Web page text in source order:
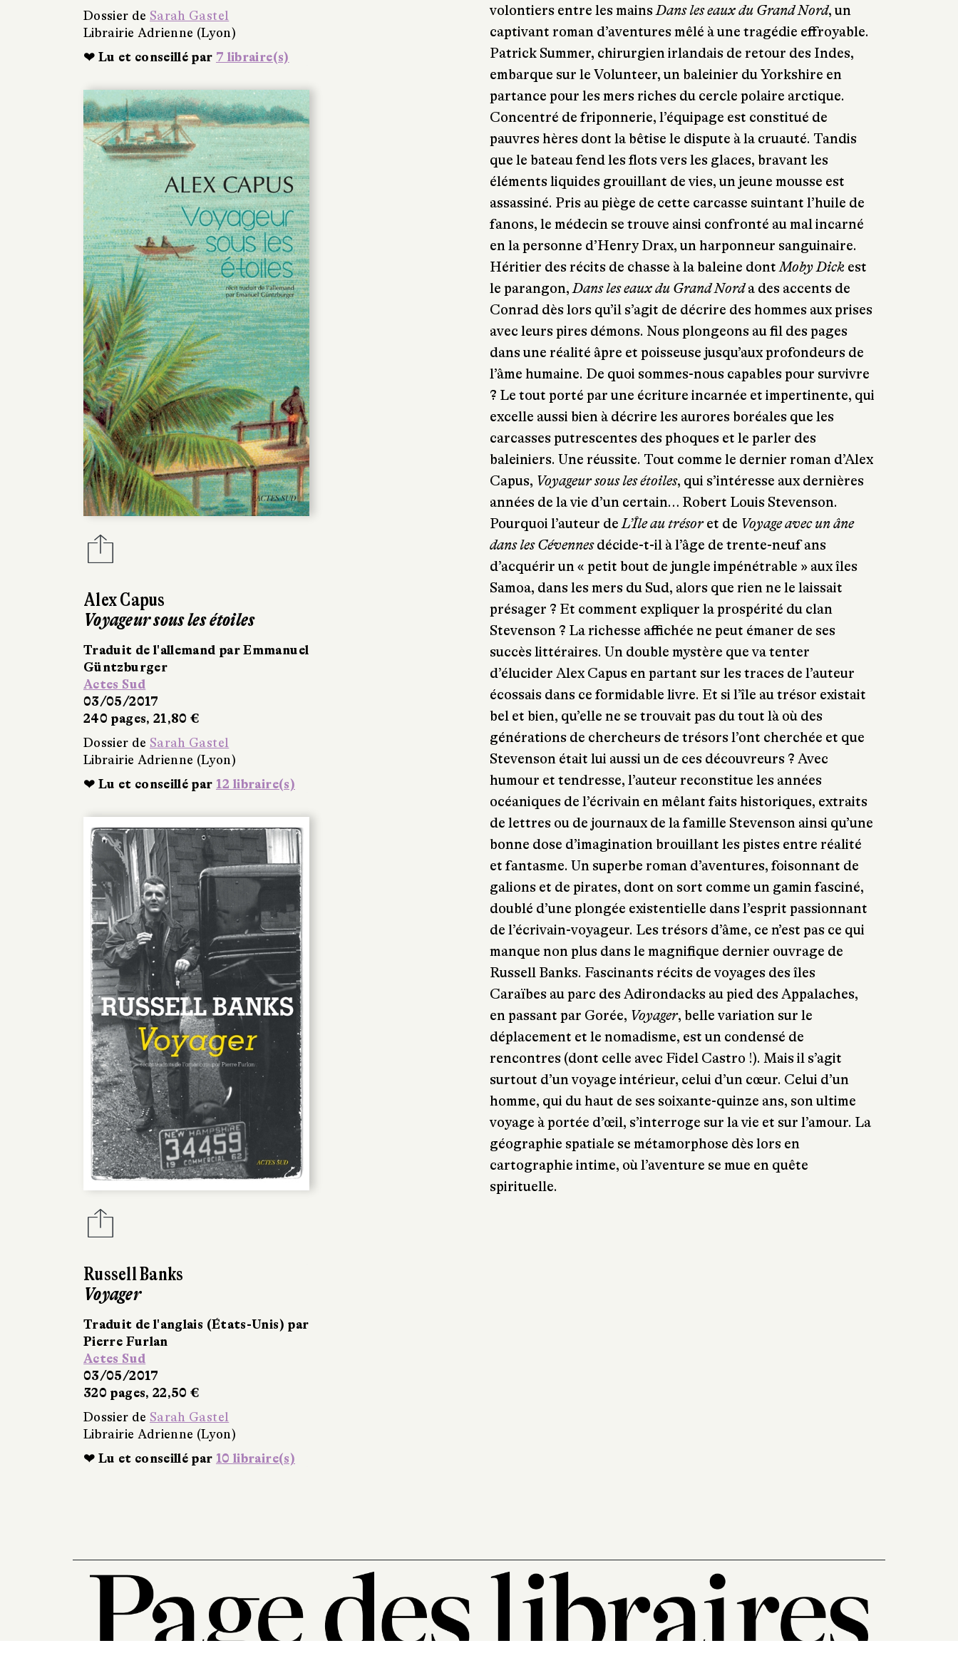
Dossier de Sarah Gastel
Librairie Adrienne (Lyon)
❤ Lu et conseillé par 7 libraire(s)
Alex Capus
Voyageur sous les étoiles
Traduit de l'allemand par Emmanuel
Güntzburger
Actes Sud
03/05/2017
240 pages, 21,80 €
Dossier de Sarah Gastel
Librairie Adrienne (Lyon)
❤ Lu et conseillé par 12 libraire(s)
Russell Banks
Voyager
Traduit de l'anglais (États-Unis) par
Pierre Furlan
Actes Sud
03/05/2017
320 pages, 22,50 €
Dossier de Sarah Gastel
Librairie Adrienne (Lyon)
❤ Lu et conseillé par 10 libraire(s)
volontiers entre les mainsDans les eaux du Grand Nord, un
captivant roman d’aventures mêlé à une tragédie effroyable.
Patrick Summer, chirurgien irlandais de retour des Indes,
embarque sur le Volunteer, un baleinier du Yorkshire en
partance pour les mers riches du cercle polaire arctique.
Concentré de friponnerie, l’équipage est constitué de
pauvres hères dont la bêtise le dispute à la cruauté. Tandis
que le bateau fend les flots vers les glaces, bravant les
éléments liquides grouillant de vies, un jeune mousse est
assassiné. Pris au piège de cette carcasse suintant l’huile de
fanons, le médecin se trouve ainsi confronté au mal incarné
en la personne d’Henry Drax, un harponneur sanguinaire.
Héritier des récits de chasse à la baleine dontMoby Dick est
le parangon,Dans les eaux du Grand Norda des accents de
Conrad dès lors qu’il s’agit de décrire des hommes aux prises
avec leurs pires démons. Nous plongeons au fil des pages
dans une réalité âpre et poisseuse jusqu’aux profondeurs de
l’âme humaine. De quoi sommes-nous capables pour survivre
? Le tout porté par une écriture incarnée et impertinente, qui
excelle aussi bien à décrire les aurores boréales que les
carcasses putrescentes des phoques et le parler des
baleiniers. Une réussite. Tout comme le dernier roman d’Alex
Capus, Voyageur sous les étoiles, qui s’intéresse aux dernières
années de la vie d’un certain… Robert Louis Stevenson.
Pourquoi l’auteur deL’Île au trésoret de Voyage avec un âne
dans les Cévennesdécide-t-il à l’âge de trente-neuf ans
d’acquérir un « petit bout de jungle impénétrable » aux îles
Samoa, dans les mers du Sud, alors que rien ne le laissait
présager ? Et comment expliquer la prospérité du clan
Stevenson ? La richesse affichée ne peut émaner de ses
succès littéraires. Un double mystère que va tenter
d’élucider Alex Capus en partant sur les traces de l’auteur
écossais dans ce formidable livre. Et si l’île au trésor existait
bel et bien, qu’elle ne se trouvait pas du tout là où des
générations de chercheurs de trésors l’ont cherchée et que
Stevenson était lui aussi un de ces découvreurs ? Avec
humour et tendresse, l’auteur reconstitue les années
océaniques de l’écrivain en mêlant faits historiques, extraits
de lettres ou de journaux de la famille Stevenson ainsi qu’une
bonne dose d’imagination brouillant les pistes entre réalité
et fantasme. Un superbe roman d’aventures, foisonnant de
galions et de pirates, dont on sort comme un gamin fasciné,
doublé d’une plongée existentielle dans l’esprit passionnant
de l’écrivain-voyageur. Les trésors d’âme, ce n’est pas ce qui
manque non plus dans le magnifique dernier ouvrage de
Russell Banks. Fascinants récits de voyages des îles
Caraïbes au parc des Adirondacks au pied des Appalaches,
en passant par Gorée, Voyager, belle variation sur le
déplacement et le nomadisme, est un condensé de
rencontres (dont celle avec Fidel Castro !). Mais il s’agit
surtout d’un voyage intérieur, celui d’un cœur. Celui d’un
homme, qui du haut de ses soixante-quinze ans, son ultime
voyage à portée d’œil, s’interroge sur la vie et sur l’amour. La
géographie spatiale se métamorphose dès lors en
cartographie intime, où l’aventure se mue en quête
spirituelle.